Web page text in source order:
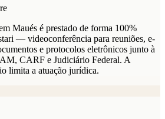
Maués é prestado de forma 100%
— videoconferência para reuniões, e-
e protocolos eletrônicos junto à
CARF e Judiciário Federal. A
limita a atuação jurídica.